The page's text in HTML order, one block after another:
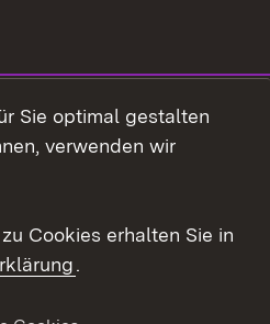
Sie optimal gestalten
verwenden wir
Cookies erhalten Sie in
.